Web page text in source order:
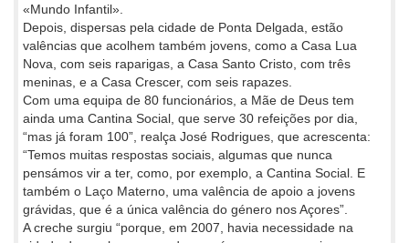
«Mundo Infantil».
Depois, dispersas pela cidade de Ponta Delgada, estão
valências que acolhem também jovens, como a Casa Lua
Nova, com seis raparigas, a Casa Santo Cristo, com três
meninas, e a Casa Crescer, com seis rapazes.
Com uma equipa de 80 funcionários, a Mãe de Deus tem
ainda uma Cantina Social, que serve 30 refeições por dia,
“mas já foram 100”, realça José Rodrigues, que acrescenta:
“Temos muitas respostas sociais, algumas que nunca
pensámos vir a ter, como, por exemplo, a Cantina Social. E
também o Laço Materno, uma valência de apoio a jovens
grávidas, que é a única valência do género nos Açores”.
A creche surgiu “porque, em 2007, havia necessidade na